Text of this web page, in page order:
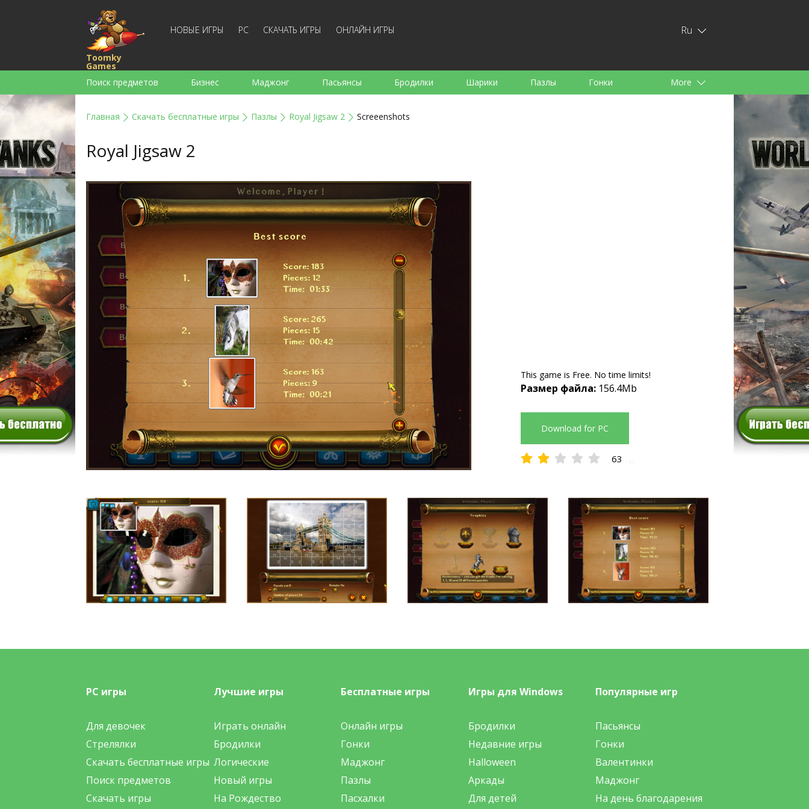
Toomky
Games
НОВЫЕ ИГРЫ PC СКАЧАТЬ ИГРЫ ОНЛАЙН ИГРЫ Ru
Поиск предметов Бизнес Маджонг Пасьянсы Бродилки Шарики Пазлы Гонки
Слова
More
Главная Скачать бесплатные игры Пазлы Royal Jigsaw 2 Screeenshots
Royal Jigsaw 2
This game is Free. No time limits!
Размер файла: 156.4Mb
Download for PC
63
PC игры
Для девочек
Стрелялки
Скачать бесплатные игры
Поиск предметов
Скачать игры
Лучшие игры
Играть онлайн
Бродилки
Логические
Новый игры
На Рождество
Бесплатные игры
Онлайн игры
Гонки
Маджонг
Пазлы
Пасхалки
Игры для Windows
Бродилки
Недавние игры
Halloween
Аркады
Для детей
Популярные игр
Пасьянсы
Гонки
Валентинки
Маджонг
На день благодарения